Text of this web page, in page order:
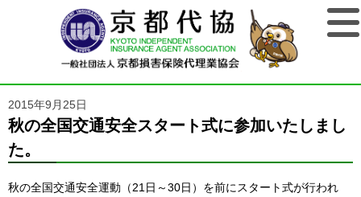
2015年9月25日
秋の全国交通安全スタート式に参加いたしまし
た。
秋の全国交通安全運動（21日～30日）を前にスタート式が行われ